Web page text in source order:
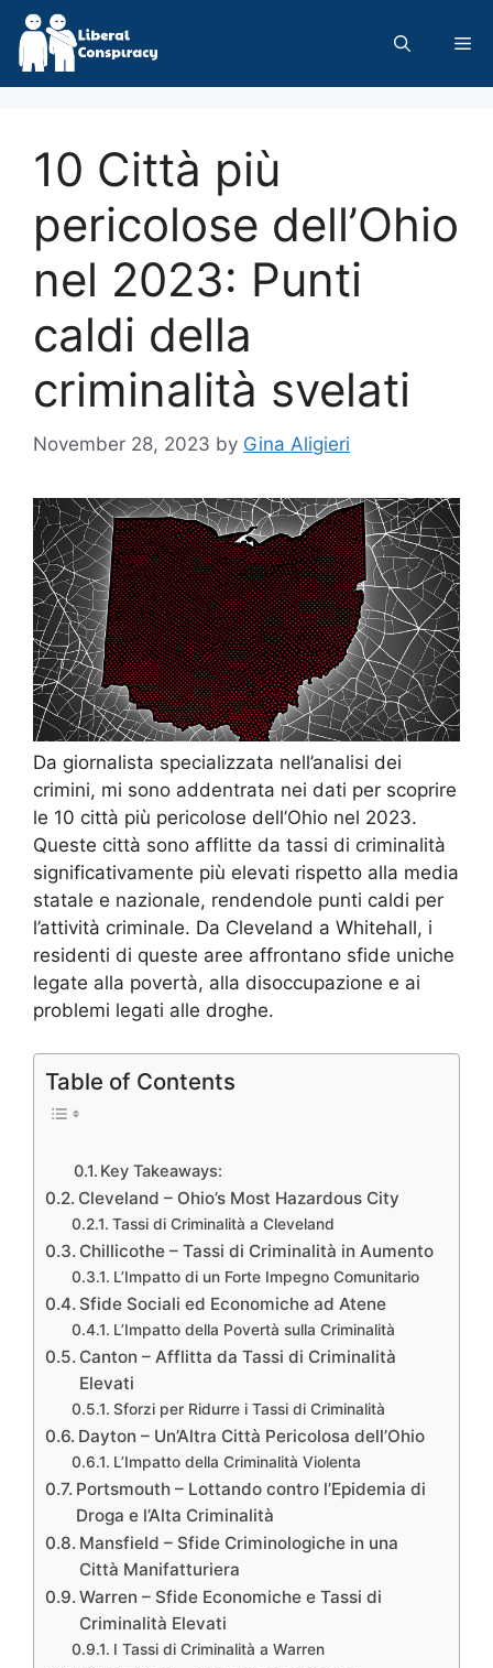
Skip
content
10 Città più
pericolose dell’Ohio
nel 2023: Punti
caldi della
criminalità svelati
November 28, 2023 by Gina Aligieri
Da giornalista specializzata nell’analisi dei
crimini, mi sono addentrata nei dati per scoprire
le 10 città più pericolose dell’Ohio nel 2023.
Queste città sono afflitte da tassi di criminalità
significativamente più elevati rispetto alla media
statale e nazionale, rendendole punti caldi per
l’attività criminale. Da Cleveland a Whitehall, i
residenti di queste aree affrontano sfide uniche
legate alla povertà, alla disoccupazione e ai
problemi legati alle droghe.
Table of Contents
Key Takeaways:
Cleveland – Ohio’s Most Hazardous City
Tassi di Criminalità a Cleveland
Chillicothe – Tassi di Criminalità in Aumento
L’Impatto di un Forte Impegno Comunitario
Sfide Sociali ed Economiche ad Atene
L’Impatto della Povertà sulla Criminalità
Canton – Afflitta da Tassi di Criminalità
Elevati
Sforzi per Ridurre i Tassi di Criminalità
Dayton – Un’Altra Città Pericolosa dell’Ohio
L’Impatto della Criminalità Violenta
Portsmouth – Lottando contro l’Epidemia di
Droga e l’Alta Criminalità
Mansfield – Sfide Criminologiche in una
Città Manifatturiera
Warren – Sfide Economiche e Tassi di
Criminalità Elevati
I Tassi di Criminalità a Warren